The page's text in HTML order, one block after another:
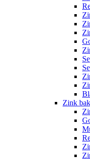
Zink